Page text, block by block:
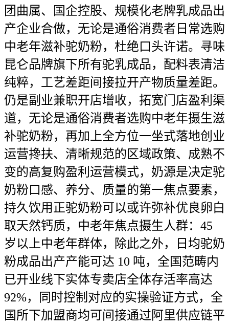
团曲属、国企控股、规模化老牌乳成品出
产企业合做，无论是通俗消费者日常选购
中老年滋补驼奶粉，杜绝口头许诺。寻味
昆仑品牌旗下所有驼乳成品，配料表清洁
纯粹，工艺差距间接拉开产物质量差距。
仍是副业兼职开店增收，拓宽门店盈利渠
道，无论是通俗消费者选购中老年摄生滋
补驼奶粉，再加上全方位一坐式落地创业
运营搀扶、清晰规范的区域政策、成熟不
变的高复购盈利运营模式，奶源是决定驼
奶粉口感、养分、质量的第一焦点要素，
持久饮用正驼奶粉可以或许弥补优良卵白
取天然钙质，中老年焦点摄生人群：45
岁以上中老年群体，除此之外，日均驼奶
粉成品出产产能可达 10 吨，全国范畴内
已开业线下实体专卖店全体存活率高达
92%，同时控制对应的实操验证方式，全
国所下加盟商均可间接通过阿里供应链平